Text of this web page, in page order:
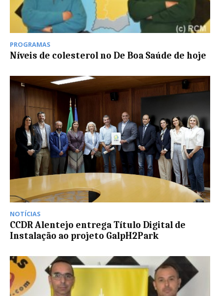
PROGRAMAS
Níveis de colesterol no De Boa Saúde de hoje
NOTÍCIAS
CCDR Alentejo entrega Título Digital de
Instalação ao projeto GalpH2Park